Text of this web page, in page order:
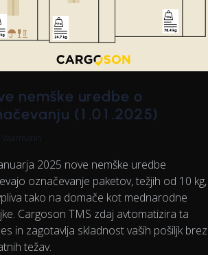
nemške uredbe o
(1.01.2025)
2025 nove nemške uredbe
označevanje paketov, težjih od 10 kg,
tako na domače kot mednarodne
Cargoson TMS zdaj avtomatizira ta
in zagotavlja skladnost vaših pošiljk brez
težav.